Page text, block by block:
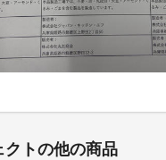
クトの他の商品